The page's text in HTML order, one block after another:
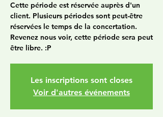
Cette période est réservée auprès d'un
client. Plusieurs périodes sont peut-être
réservées le temps de la concertation.
Revenez nous voir, cette période sera peut
être libre. :P
Les inscriptions sont closes
Voir d'autres événements